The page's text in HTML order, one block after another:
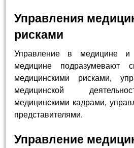
Управления
рисками
Управление в медицине и
медицине подразумевают
медицинскими рисками,
медицинской
медицинскими кадрами,
представителями.
Управление